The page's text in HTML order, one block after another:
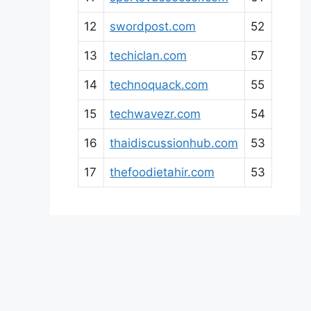
12 swordpost.com 52
13 techiclan.com 57
14 technoquack.com 55
15 techwavezr.com 54
16 thaidiscussionhub.com 53
17 thefoodietahir.com 53